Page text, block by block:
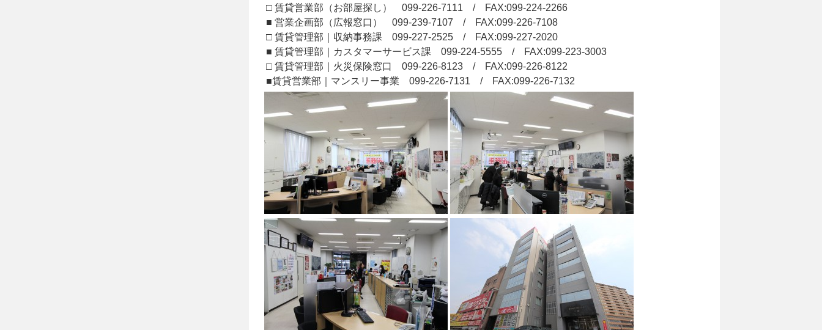
□ 賃貸営業部（お部屋探し） 099-226-7111 / FAX:099-224-2266
■ 営業企画部（広報窓口） 099-239-7107 / FAX:099-226-7108
□ 賃貸管理部｜収納事務課 099-227-2525 / FAX:099-227-2020
■ 賃貸管理部｜カスタマーサービス課 099-224-5555 / FAX:099-223-3003
□ 賃貸管理部｜火災保険窓口 099-226-8123 / FAX:099-226-8122
■賃貸営業部｜マンスリー事業 099-226-7131 / FAX:099-226-7132